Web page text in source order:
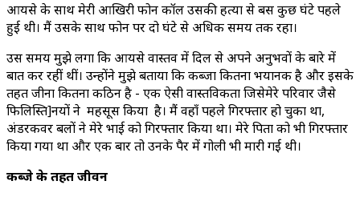
आयसे के साथ मेरी आखिरी फोन कॉल उसकी हत्या से बस कुछ घंटे पहले
हुई थी। मैं उसके साथ फोन पर दो घंटे से अधिक समय तक रहा।
उस समय मुझे लगा कि आयसे वास्तव में दिल से अपने अनुभवों के बारे में
बात कर रहीं थीं। उन्होंने मुझे बताया कि कब्जा कितना भयानक है और इसके
तहत जीना कितना कठिन है - एक ऐसी वास्तविकता जिसेमेरे परिवार जैसे
फिलिस्ति]नयों ने महसूस किया है। मैं वहाँ पहले गिरफ्तार हो चुका था,
अंडरकवर बलों ने मेरे भाई को गिरफ्तार किया था। मेरे पिता को भी गिरफ्तार
किया गया था और एक बार तो उनके पैर में गोली भी मारी गई थी।
कब्जे के तहत जीवन